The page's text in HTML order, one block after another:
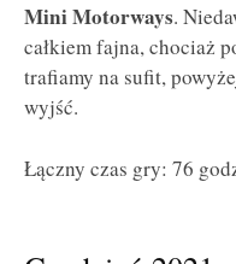
Mini Motorways.
całkiem fajna, chociaż
trafiamy na sufit,
wyjść.
Łączny czas gry: 76